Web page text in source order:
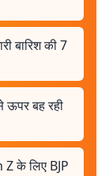
बारिश की 7
ऊपर बह रही
के लिए BJP